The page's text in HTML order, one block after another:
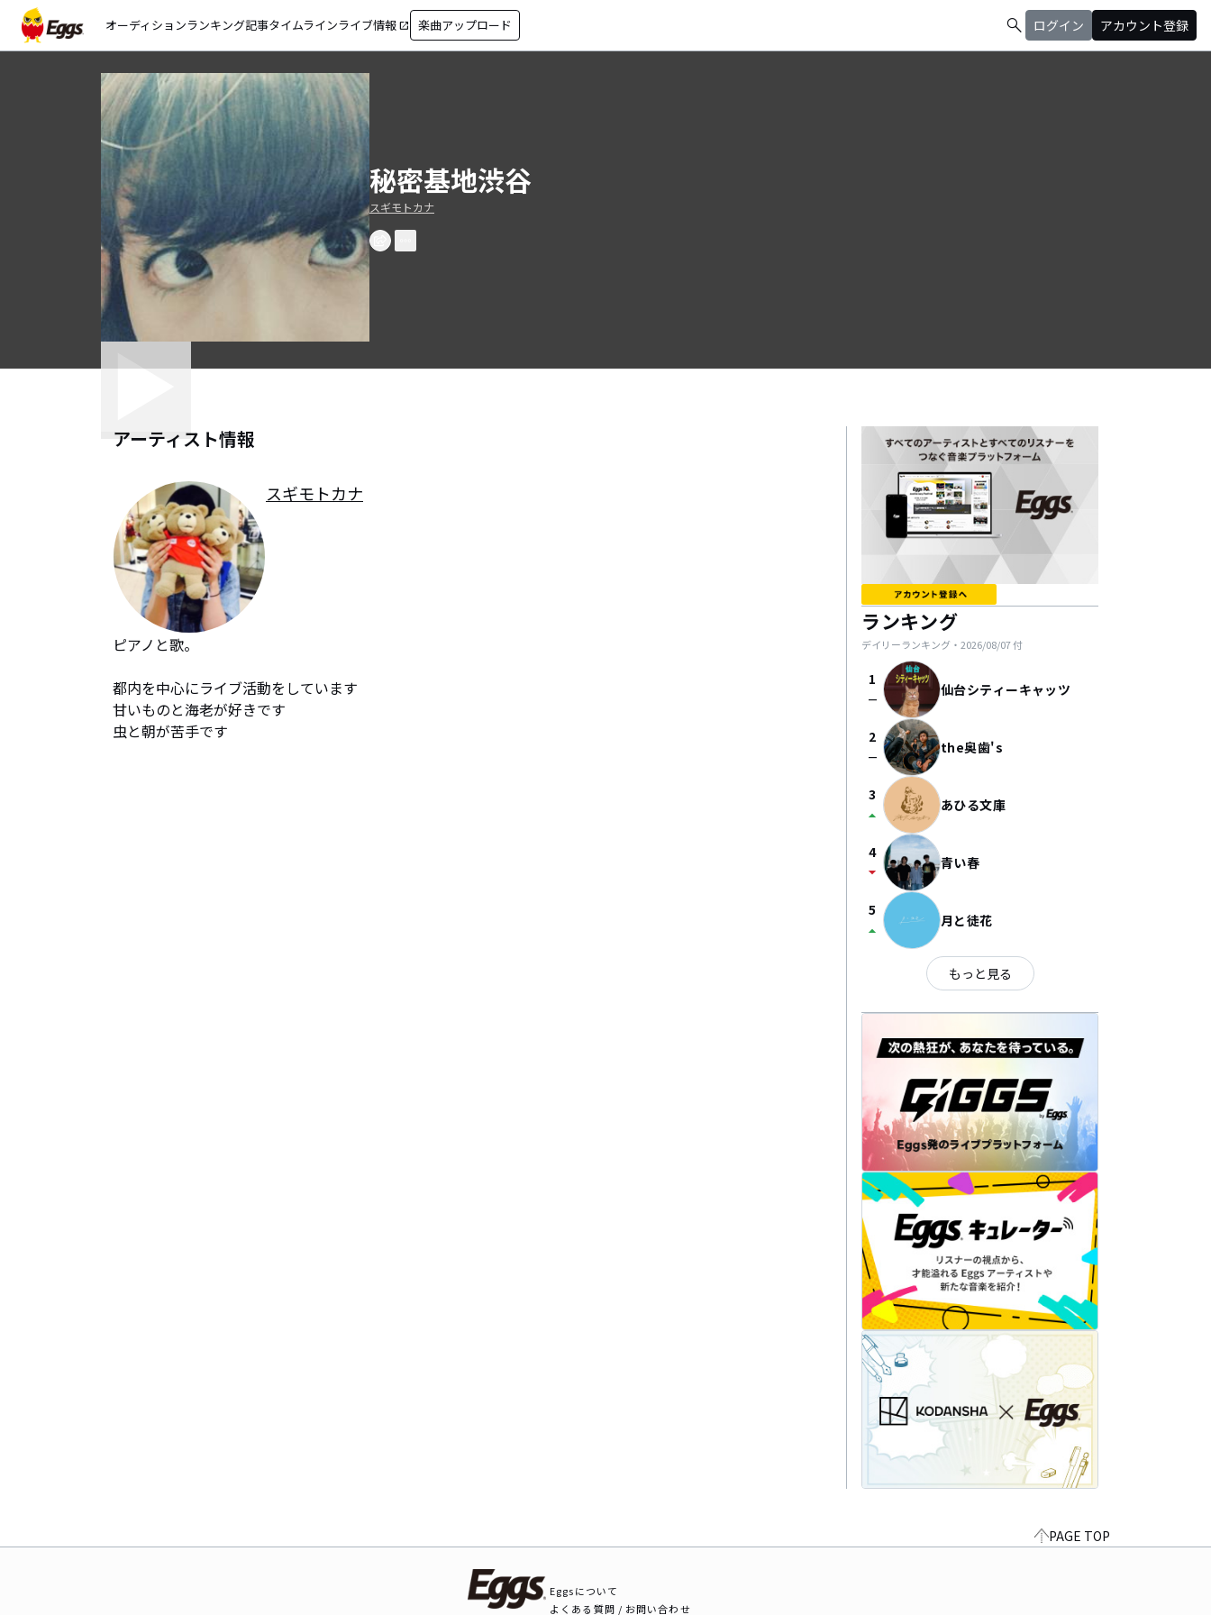
オーディションランキング記事タイムラインライブ情報 open_in_new 楽曲アップロード search ログイン アカウント登録
秘密基地渋谷
スギモトカナ
アーティスト情報
スギモトカナ
ピアノと歌。
都内を中心にライブ活動をしています
甘いものと海老が好きです
虫と朝が苦手です
ランキング
デイリーランキング・ 2026/08/07付
1
check_indeterminate_small 仙台シティーキャッツ
2
check_indeterminate_small the奥歯's
3
arrow_drop_up あひる文庫
4
arrow_drop_down 青い春
5
arrow_drop_up 月と徒花
もっと見る
PAGE TOP
Eggsについて
よくある質問 / お問い合わせ